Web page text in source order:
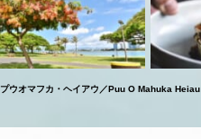
プウオマフカ・ヘイアウ／Puu O Mahuka Heiau